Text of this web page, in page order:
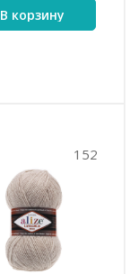
В корзину
152